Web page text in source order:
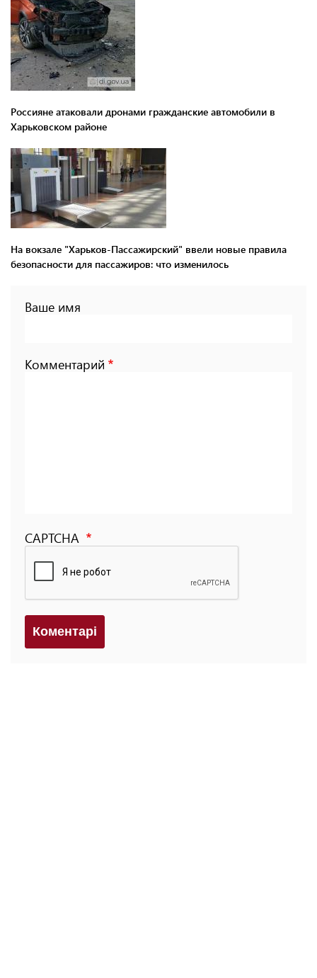
Россияне атаковали дронами гражданские автомобили в
Харьковском районе
На вокзале "Харьков-Пассажирский" ввели новые правила
безопасности для пассажиров: что изменилось
Ваше имя
Комментарий
CAPTCHA
Коментарi